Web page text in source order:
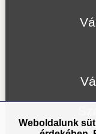
Weboldalunk